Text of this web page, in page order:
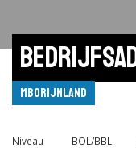
mboRijnland
Niveau BOL/BBL